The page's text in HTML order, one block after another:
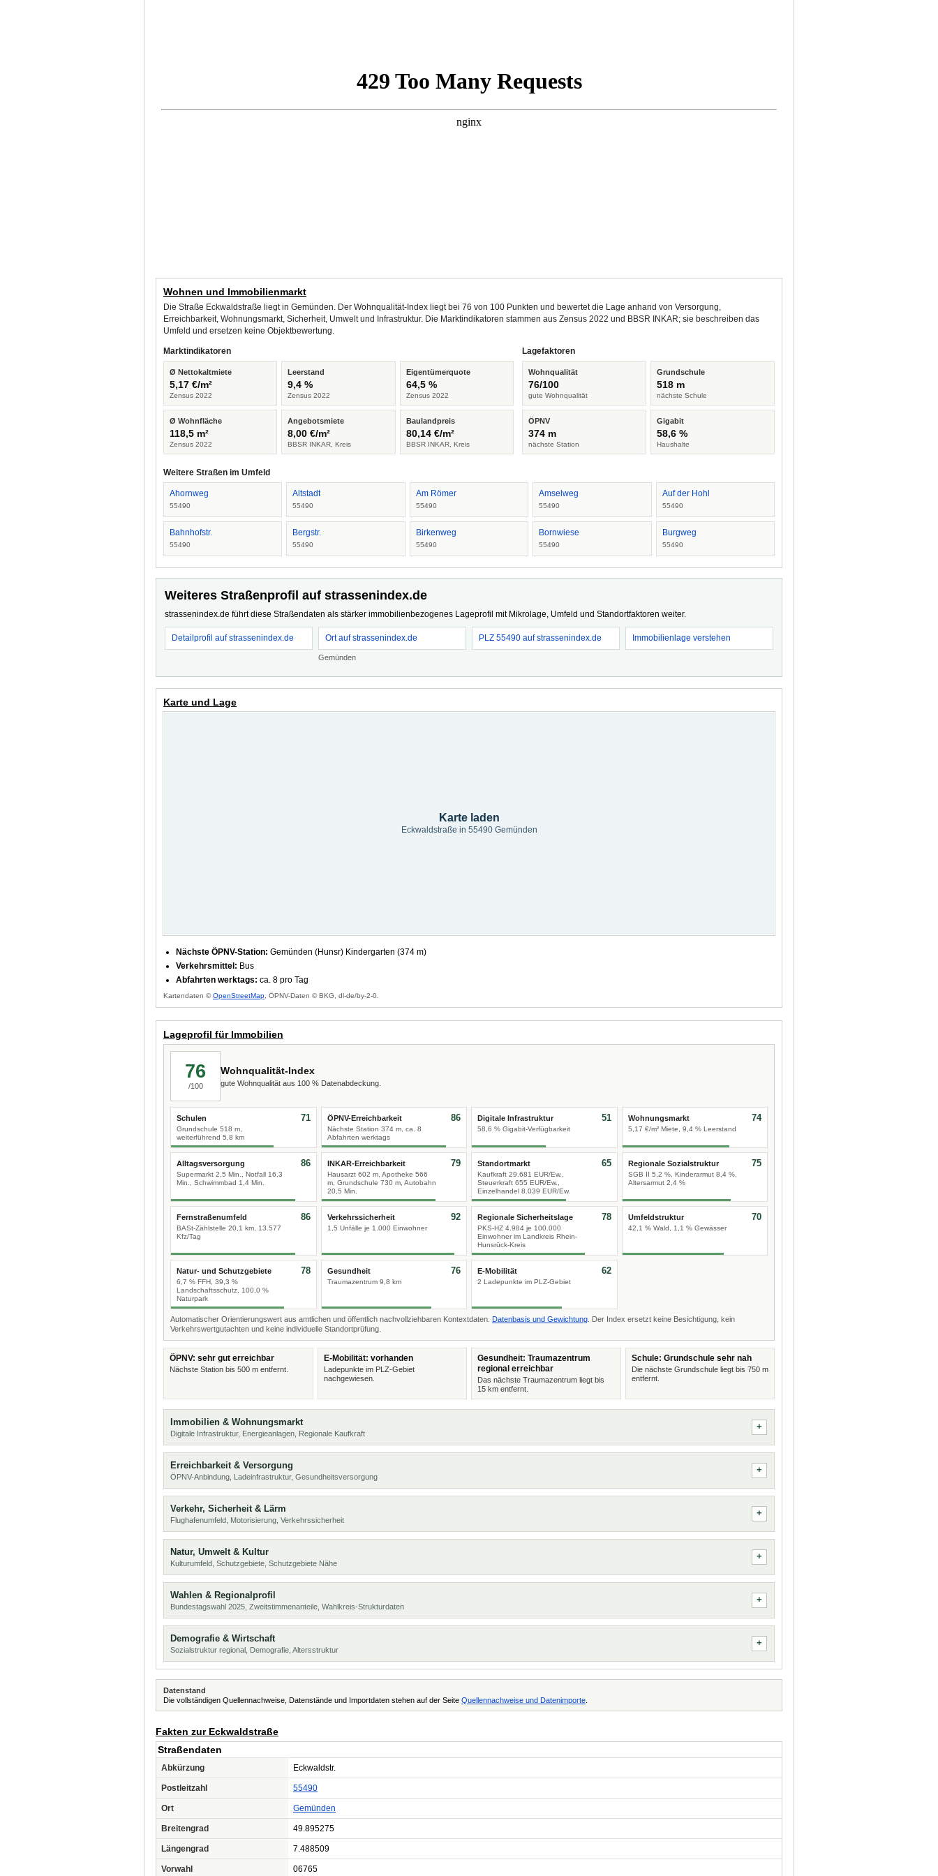
Wohnen und Immobilienmarkt
Die Straße Eckwaldstraße liegt in Gemünden. Der Wohnqualität-Index liegt bei 76 von 100 Punkten und bewertet die Lage anhand von Versorgung,
Erreichbarkeit, Wohnungsmarkt, Sicherheit, Umwelt und Infrastruktur. Die Marktindikatoren stammen aus Zensus 2022 und BBSR INKAR; sie beschreiben das
Umfeld und ersetzen keine Objektbewertung.
Marktindikatoren
Ø Nettokaltmiete
5,17 €/m²
Zensus 2022
Leerstand
9,4 %
Zensus 2022
Eigentümerquote
64,5 %
Zensus 2022
Ø Wohnfläche
118,5 m²
Zensus 2022
Angebotsmiete
8,00 €/m²
BBSR INKAR, Kreis
Baulandpreis
80,14 €/m²
BBSR INKAR, Kreis
Lagefaktoren
Wohnqualität
76/100
gute Wohnqualität
Grundschule
518 m
nächste Schule
ÖPNV
374 m
nächste Station
Gigabit
58,6 %
Haushalte
Weitere Straßen im Umfeld
Ahornweg
55490
Altstadt
55490
Am Römer
55490
Amselweg
55490
Auf der Hohl
55490
Bahnhofstr.
55490
Bergstr.
55490
Birkenweg
55490
Bornwiese
55490
Burgweg
55490
Weiteres Straßenprofil auf strassenindex.de
strassenindex.de führt diese Straßendaten als stärker immobilienbezogenes Lageprofil mit Mikrolage, Umfeld und Standortfaktoren weiter.
Detailprofil auf strassenindex.de Ort auf strassenindex.de
Gemünden
PLZ 55490 auf strassenindex.de Immobilienlage verstehen
Karte und Lage
Karte laden
Eckwaldstraße in 55490 Gemünden
Nächste ÖPNV-Station: Gemünden (Hunsr) Kindergarten (374 m)
Verkehrsmittel: Bus
Abfahrten werktags: ca. 8 pro Tag
Kartendaten ©OpenStreetMap , ÖPNV-Daten © BKG, dl-de/by-2-0.
Lageprofil für Immobilien
76
/100
Wohnqualität-Index
gute Wohnqualität aus 100 % Datenabdeckung.
Schulen
Grundschule 518 m,
weiterführend 5,8 km
71 ÖPNV-Erreichbarkeit
Nächste Station 374 m, ca. 8
Abfahrten werktags
86 Digitale Infrastruktur
58,6 % Gigabit-Verfügbarkeit
51 Wohnungsmarkt
5,17 €/m² Miete, 9,4 % Leerstand
74
Alltagsversorgung
Supermarkt 2,5 Min., Notfall 16,3
Min., Schwimmbad 1,4 Min.
86 INKAR-Erreichbarkeit
Hausarzt 602 m, Apotheke 566
m, Grundschule 730 m, Autobahn
20,5 Min.
79 Standortmarkt
Kaufkraft 29.681 EUR/Ew.,
Steuerkraft 655 EUR/Ew.,
Einzelhandel 8.039 EUR/Ew.
65 Regionale Sozialstruktur
SGB II 5,2 %, Kinderarmut 8,4 %,
Altersarmut 2,4 %
75
Fernstraßenumfeld
BASt-Zählstelle 20,1 km, 13.577
Kfz/Tag
86 Verkehrssicherheit
1,5 Unfälle je 1.000 Einwohner
92 Regionale Sicherheitslage
PKS-HZ 4.984 je 100.000
Einwohner im Landkreis Rhein-
Hunsrück-Kreis
78 Umfeldstruktur
42,1 % Wald, 1,1 % Gewässer
70
Natur- und Schutzgebiete
6,7 % FFH, 39,3 %
Landschaftsschutz, 100,0 %
Naturpark
78 Gesundheit
Traumazentrum 9,8 km
76 E-Mobilität
2 Ladepunkte im PLZ-Gebiet
62
Automatischer Orientierungswert aus amtlichen und öffentlich nachvollziehbaren Kontextdaten. Datenbasis und Gewichtung . Der Index ersetzt keine Besichtigung, kein
Verkehrswertgutachten und keine individuelle Standortprüfung.
ÖPNV: sehr gut erreichbar
Nächste Station bis 500 m entfernt.
E-Mobilität: vorhanden
Ladepunkte im PLZ-Gebiet
nachgewiesen.
Gesundheit: Traumazentrum
regional erreichbar
Das nächste Traumazentrum liegt bis
15 km entfernt.
Schule: Grundschule sehr nah
Die nächste Grundschule liegt bis 750 m
entfernt.
Immobilien & Wohnungsmarkt
Digitale Infrastruktur, Energieanlagen, Regionale Kaufkraft
Erreichbarkeit & Versorgung
ÖPNV-Anbindung, Ladeinfrastruktur, Gesundheitsversorgung
Verkehr, Sicherheit & Lärm
Flughafenumfeld, Motorisierung, Verkehrssicherheit
Natur, Umwelt & Kultur
Kulturumfeld, Schutzgebiete, Schutzgebiete Nähe
Wahlen & Regionalprofil
Bundestagswahl 2025, Zweitstimmenanteile, Wahlkreis-Strukturdaten
Demografie & Wirtschaft
Sozialstruktur regional, Demografie, Altersstruktur
Datenstand
Die vollständigen Quellennachweise, Datenstände und Importdaten stehen auf der Seite Quellennachweise und Datenimporte
Fakten zur Eckwaldstraße
Straßendaten
Abkürzung Eckwaldstr.
Postleitzahl 55490
Ort Gemünden
Breitengrad 49.895275
Längengrad 7.488509
Vorwahl 06765